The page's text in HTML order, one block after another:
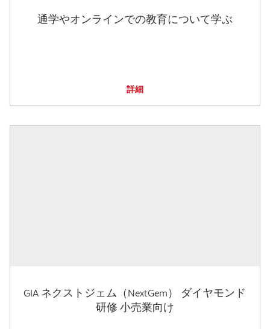
通学やオンラインでの教育について学ぶ
詳細
GIA ネクストジェム（NextGem） ダイヤモンド
研修 小売業向け